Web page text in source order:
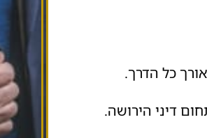
כל הדרך.
דיני הירושה.